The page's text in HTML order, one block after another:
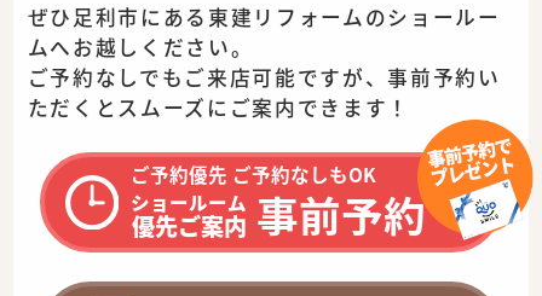
ぜひ足利市にある東建リフォームのショールー
ムへお越しください。
ご予約なしでもご来店可能ですが、事前予約い
ただくとスムーズに ご案内できます！
ご予約優先 ご予約なしもOK
ショールーム
優先ご案内 事前予約